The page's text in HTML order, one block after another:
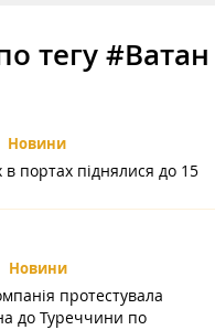
тегу
Новини
в портах піднялися до 15
Новини
протестувала
до Туреччини по